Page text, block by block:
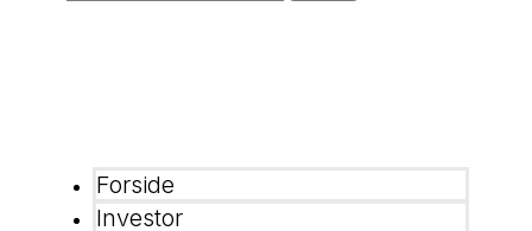
Forside
Investor